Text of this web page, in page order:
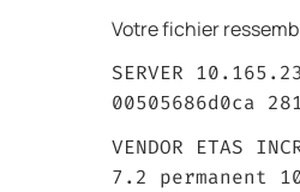
Votre fichier
SERVER
00505686d0ca
VENDOR ETAS
7.2 permanent